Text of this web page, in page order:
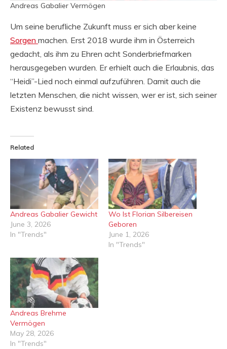
Andreas Gabalier Vermögen
Um seine berufliche Zukunft muss er sich aber keine
Sorgen machen. Erst 2018 wurde ihm in Österreich
gedacht, als ihm zu Ehren acht Sonderbriefmarken
herausgegeben wurden. Er erhielt auch die Erlaubnis, das
“Heidi”-Lied noch einmal aufzuführen. Damit auch die
letzten Menschen, die nicht wissen, wer er ist, sich seiner
Existenz bewusst sind.
Related
Andreas Gabalier Gewicht
June 3, 2026
In "Trends"
Wo Ist Florian Silbereisen
Geboren
June 1, 2026
In "Trends"
Andreas Brehme
Vermögen
May 28, 2026
In "Trends"